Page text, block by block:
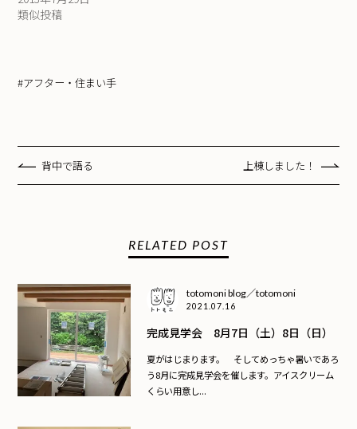
類似投稿
#アフター・住まい手
背中で語る 上棟しました！
RELATED POST
totomoni blog／totomoni
2021.07.16
完成見学会 8月7日（土）8日（日）
夏がはじまります。 そしてめっちゃ暑いであろ
う8月に完成見学会を催します。アイスクリーム
くらい用意し...